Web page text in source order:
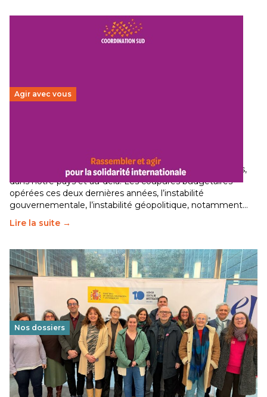
Agir avec vous
Le secteur humanitaire connaît des difficultés profondes,
dans notre pays et au-delà. Les coupures budgétaires
opérées ces deux dernières années, l’instabilité
gouvernementale, l’instabilité géopolitique, notamment…
Lire la suite →
Nos dossiers
Éducation au vivre-ensemble : un échange croisé
franco-espagnol pour changer d’approche
29 juin 2026-National